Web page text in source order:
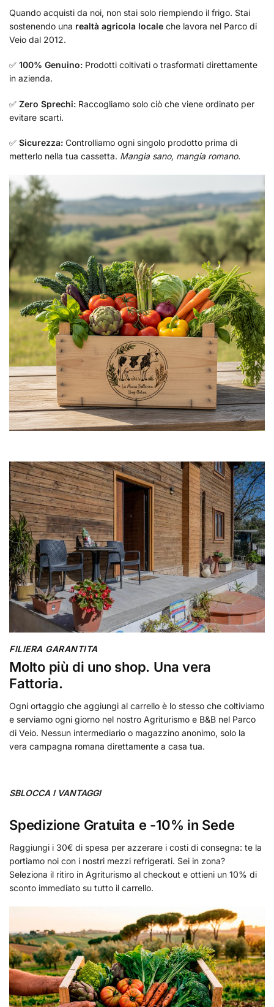
Quando acquisti da noi, non stai solo riempiendo il frigo. Stai
sostenendo una realtà agricola locale che lavora nel Parco di
Veio dal 2012.
✅ 100% Genuino: Prodotti coltivati o trasformati direttamente
in azienda.
✅ Zero Sprechi: Raccogliamo solo ciò che viene ordinato per
evitare scarti.
✅ Sicurezza: Controlliamo ogni singolo prodotto prima di
metterlo nella tua cassetta. Mangia sano, mangia romano.
FILIERA GARANTITA
Molto più di uno shop. Una vera
Fattoria.
Ogni ortaggio che aggiungi al carrello è lo stesso che coltiviamo
e serviamo ogni giorno nel nostro Agriturismo e B&B nel Parco
di Veio. Nessun intermediario o magazzino anonimo, solo la
vera campagna romana direttamente a casa tua.
SBLOCCA I VANTAGGI
Spedizione Gratuita e -10% in Sede
Raggiungi i 30€ di spesa per azzerare i costi di consegna: te la
portiamo noi con i nostri mezzi refrigerati. Sei in zona?
Seleziona il ritiro in Agriturismo al checkout e ottieni un 10% di
sconto immediato su tutto il carrello.